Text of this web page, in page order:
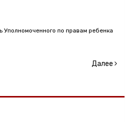
Уполномоченного по правам ребенка
Далее